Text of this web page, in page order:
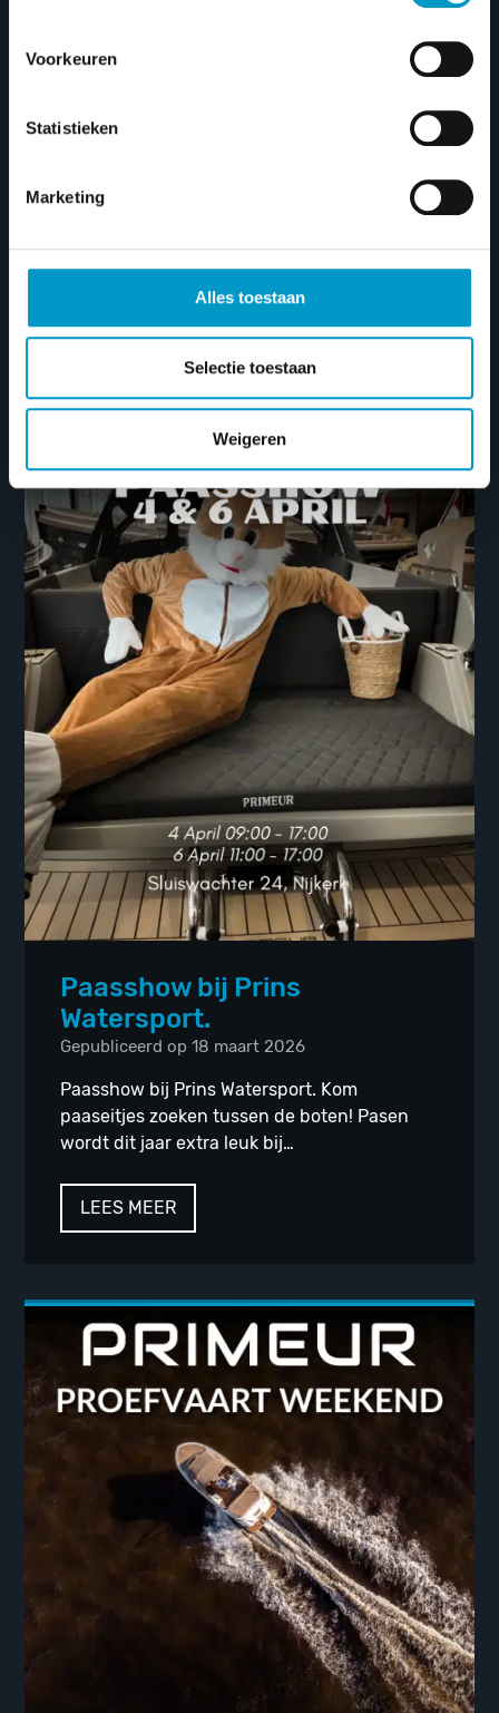
Voorkeuren
Statistieken
Marketing
Alles toestaan
Selectie toestaan
Weigeren
Het Waterspoor Proefvaart
Gepubliceerd op 31 maart 2026
april Altijd al willen ervaren wat écht
Paasshow bij Prins
Watersport.
Gepubliceerd op 18 maart 2026
Paasshow bij Prins Watersport. Kom
paaseitjes zoeken tussen de boten! Pasen
wordt dit jaar extra leuk bij…
LEES MEER